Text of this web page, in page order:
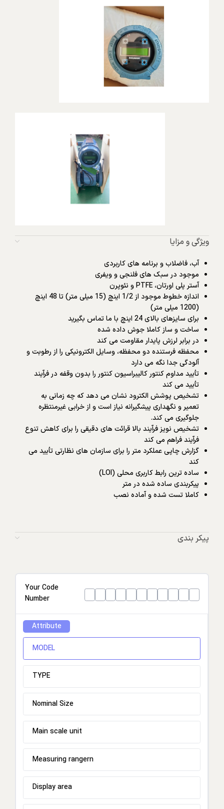
ویژگی و مزایا
آب، فاضلاب و برنامه های کاربردی
موجود در سبک های فلنجی و ویفری
آستر پلی اورتان، PTFE و نئوپرن
اندازه خطوط موجود از 1/2 اینچ (15 میلی متر) تا 48 اینچ
(1200 میلی متر)
برای سایزهای بالای 24 اینچ با ما تماس بگیرید
ساخت و ساز کاملا جوش داده شده
در برابر لرزش پایدار مقاومت می کند
محفظه فرستنده دو محفظه، وسایل الکترونیکی را از رطوبت و
آلودگی جدا نگه می دارد
تأیید مداوم کنتور کالیبراسیون کنتور را بدون وقفه در فرآیند
تأیید می کند
تشخیص پوشش الکترود نشان می دهد که چه زمانی به
تعمیر و نگهداری پیشگیرانه نیاز است و از خرابی غیرمنتظره
جلوگیری می کند.
تشخیص نویز فرآیند بالا قرائت های دقیقی را برای کاهش تنوع
فرآیند فراهم می کند
گزارش چاپی عملکرد متر را برای سازمان های نظارتی تأیید می
کند
ساده ترین رابط کاربری محلی (LOI)
پیکربندی ساده شده در متر
کاملا تست شده و آماده نصب
پیکر بندی
Your Code
Number
Attribute
MODEL
TYPE
Nominal Size
Main scale unit
Measuring rangern
Display area